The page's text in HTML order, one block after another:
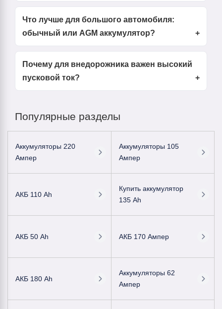
Что лучше для большого автомобиля:
обычный или AGM аккумулятор?
Почему для внедорожника важен высокий
пусковой ток?
Популярные разделы
Аккумуляторы 220
Ампер
Аккумуляторы 105
Ампер
АКБ 110 Ah
Купить аккумулятор
135 Ah
АКБ 50 Ah АКБ 170 Ампер
АКБ 180 Ah
Аккумуляторы 62
Ампер